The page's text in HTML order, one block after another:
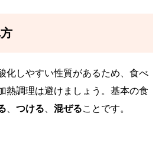
化しやすい性質があるため、食べ
熱調理は避けましょう。基本の食
つける 混ぜることです。